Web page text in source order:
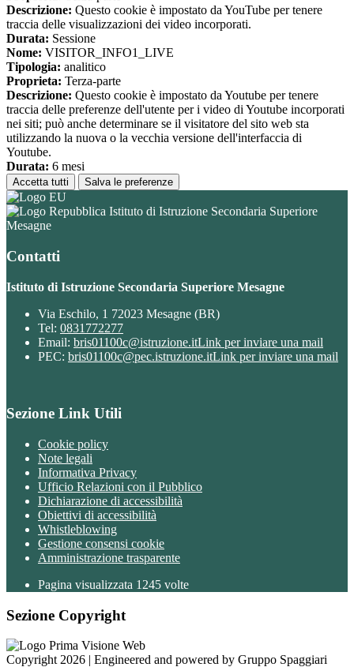
Descrizione: Questo cookie è impostato da YouTube per tenere
traccia delle visualizzazioni dei video incorporati.
Durata: Sessione
Nome: VISITOR_INFO1_LIVE
Tipologia: analitico
Proprieta: Terza-parte
Descrizione: Questo cookie è impostato da Youtube per tenere
traccia delle preferenze dell'utente per i video di Youtube incorporati
nei siti; può anche determinare se il visitatore del sito web sta
utilizzando la nuova o la vecchia versione dell'interfaccia di
Youtube.
Durata: 6 mesi
Accetta tutti Salva le preferenze
Istituto di Istruzione Secondaria Superiore
Mesagne
Contatti
Istituto di Istruzione Secondaria Superiore Mesagne
Via Eschilo, 1 72023 Mesagne (BR)
Tel: 0831772277
Email: bris01100c@istruzione.itLink per inviare una mail
PEC: bris01100c@pec.istruzione.itLink per inviare una mail
Sezione Link Utili
Cookie policy
Note legali
Informativa Privacy
Ufficio Relazioni con il Pubblico
Dichiarazione di accessibilità
Obiettivi di accessibilità
Whistleblowing
Gestione consensi cookie
Amministrazione trasparente
Pagina visualizzata 1245 volte
Sezione Copyright
Copyright 2026 | Engineered and powered by Gruppo Spaggiari